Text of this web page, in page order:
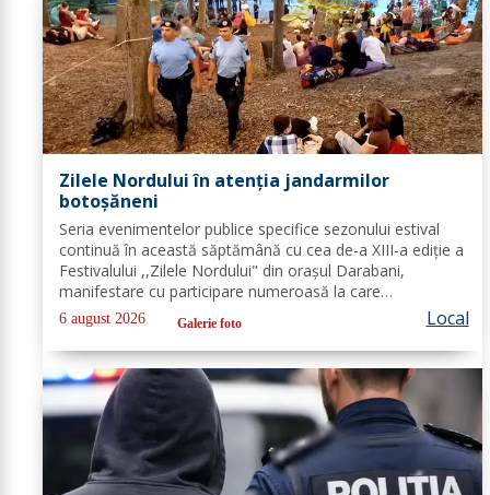
Zilele Nordului în atenția jandarmilor
botoșăneni
Seria evenimentelor publice specifice sezonului estival
continuă în această săptămână cu cea de-a XIII-a ediție a
Festivalului ,,Zilele Nordului" din orașul Darabani,
manifestare cu participare numeroasă la care
Inspectoratul de Jandarmi Județean Botoșani, în
cooperare cu partenerii instituționali,...
6 august 2026 Galerie foto Local